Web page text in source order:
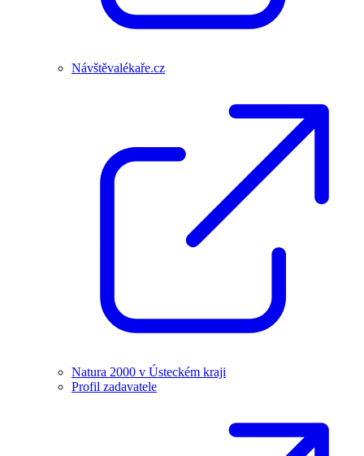
Návštěvalékaře.cz
Natura 2000 v Ústeckém kraji
Profil zadavatele